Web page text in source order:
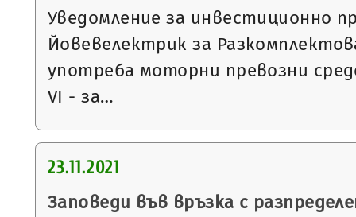
Уведомление за инвестиционно
Йовевелектрик за
употреба моторни превозни
VI - за…
23.11.2021
Заповеди във връзка с